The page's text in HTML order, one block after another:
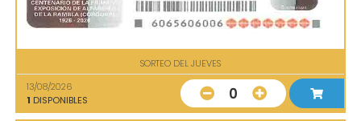
SORTEO DEL JUEVES
13/08/2026
1 DISPONIBLES 0